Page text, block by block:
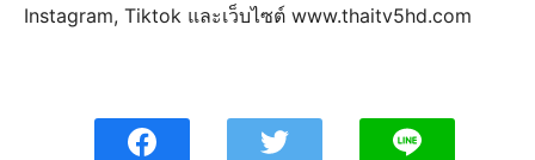
Instagram, Tiktok และเว็บไซต์ www.thaitv5hd.com